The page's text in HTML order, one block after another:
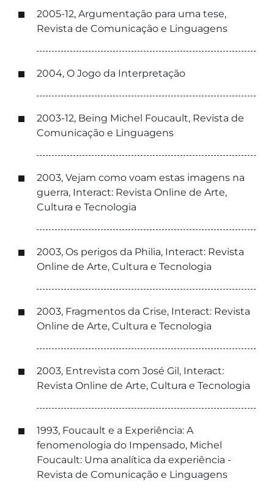
2005-12, Argumentação para uma tese,
Revista de Comunicação e Linguagens
2004, O Jogo da Interpretação
2003-12, Being Michel Foucault, Revista de
Comunicação e Linguagens
2003, Vejam como voam estas imagens na
guerra, Interact: Revista Online de Arte,
Cultura e Tecnologia
2003, Os perigos da Philia, Interact: Revista
Online de Arte, Cultura e Tecnologia
2003, Fragmentos da Crise, Interact: Revista
Online de Arte, Cultura e Tecnologia
2003, Entrevista com José Gil, Interact:
Revista Online de Arte, Cultura e Tecnologia
1993, Foucault e a Experiência: A
fenomenologia do Impensado, Michel
Foucault: Uma analítica da experiência -
Revista de Comunicação e Linguagens